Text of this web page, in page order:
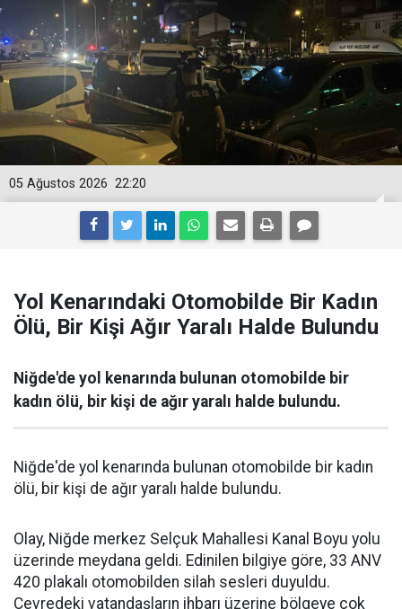
22:20
05 Ağustos 2026
Yol Kenarındaki Otomobilde Bir Kadın
Ölü, Bir Kişi Ağır Yaralı Halde Bulundu
Niğde'de yol kenarında bulunan otomobilde bir
kadın ölü, bir kişi de ağır yaralı halde bulundu.
Niğde'de yol kenarında bulunan otomobilde bir kadın
ölü, bir kişi de ağır yaralı halde bulundu.
Olay, Niğde merkez Selçuk Mahallesi Kanal Boyu yolu
üzerinde meydana geldi. Edinilen bilgiye göre, 33 ANV
420 plakalı otomobilden silah sesleri duyuldu.
Çevredeki vatandaşların ihbarı üzerine bölgeye çok